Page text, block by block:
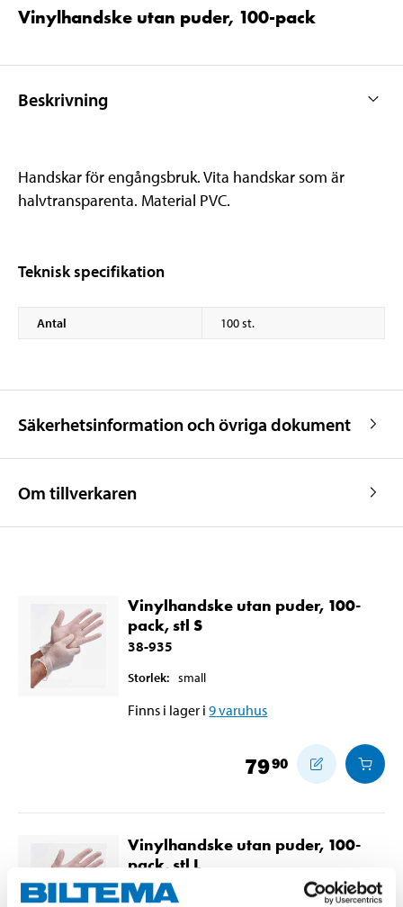
Vinylhandske utan puder, 100-pack
Beskrivning
Handskar för engångsbruk. Vita handskar som är
halvtransparenta. Material PVC.
Teknisk specifikation
Antal 100 st.
Säkerhetsinformation och övriga dokument
Om tillverkaren
Vinylhandske utan puder, 100-
pack, stl S
38-935
Storlek: small
Finns i lager i 9varuhus
7990
Vinylhandske utan puder, 100-
pack, stl L
38-937